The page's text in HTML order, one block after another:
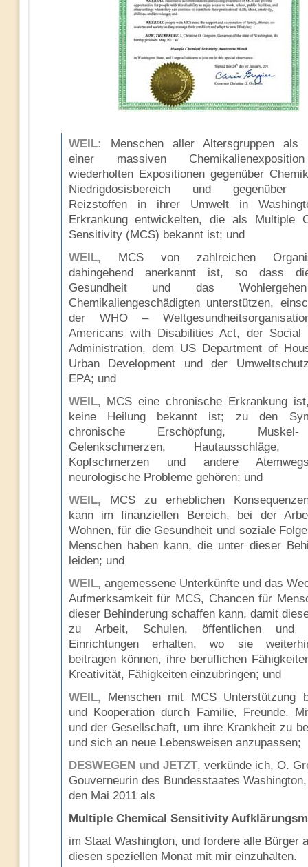
WEIL: Menschen aller Altersgruppen als
einer massiven
wiederholten Expositionen gegenüber
Niedrigdosisbereich und gegenüber
Reizstoffen in ihrer Umwelt in
Erkrankung entwickelten, die als Multiple
Sensitivity (MCS) bekannt ist; und
WEIL, MCS von zahlreichen
dahingehend anerkannt ist, so dass
Gesundheit und das
Chemikaliengeschädigten unterstützen,
der WHO –
Americans with Disabilities Act, der Social
Administration, dem US Department of
Urban Development und der
EPA; und
WEIL, MCS eine chronische Erkrankung
keine Heilung bekannt ist; zu den
chronische Erschöpfung,
Gelenkschmerzen, Hautausschläge,
Kopfschmerzen und andere
neurologische Probleme gehören; und
WEIL, MCS zu erheblichen
kann im finanziellen Bereich, bei der
Wohnen, für die Gesundheit und soziale
Menschen haben kann, die unter dieser
leiden; und
WEIL, angemessene Unterkünfte und das
Aufmerksamkeit für MCS, Chancen für
dieser Behinderung schaffen kann, damit
zu Arbeit, Schulen, öffentlichen und
Einrichtungen erhalten, wo sie
beitragen können, ihre beruflichen
Kreativität, Fähigkeiten einzubringen; und
WEIL, Menschen mit MCS Unterstützung
und Kooperation durch Familie, Freunde,
und der Gesellschaft, um ihre Krankheit zu
und sich an neue Lebensweisen anzupassen;
DESWEGEN und JETZT, verkünde ich, O.
Gouverneurin des Bundesstaates
den Mai 2011 als
Multiple Chemical Sensitivity
im Staat Washington, und fordere alle Bürger
diesen speziellen Monat mit mir einzuhalten.